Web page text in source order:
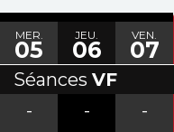
MER.
05
JEU.
06
VEN.
07
Séances VF
-
- -